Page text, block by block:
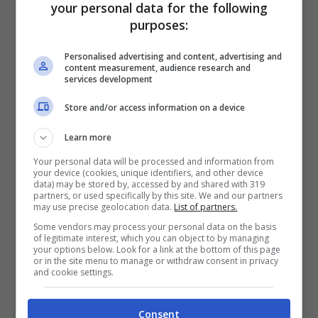
PlanetWin365
BONUS PLANETWIN365: FINO A 2050€
Planetwin365: 2050€ per sport e scommesse
Iscrivendoti a PlanetWin365 ricevi: 100% fino a 2000€
2050€
VERIFICA
Mostra Informazioni
DAZNBet
your personal data for the following
purposes:
Personalised advertising and content, advertising and
content measurement, audience research and
services development
Store and/or access information on a device
Learn more
Your personal data will be processed and information from
your device (cookies, unique identifiers, and other device
data) may be stored by, accessed by and shared with 319
partners, or used specifically by this site. We and our partners
may use precise geolocation data. List of partners.
Some vendors may process your personal data on the basis
of legitimate interest, which you can object to by managing
your options below. Look for a link at the bottom of this page
or in the site menu to manage or withdraw consent in privacy
and cookie settings.
Consent